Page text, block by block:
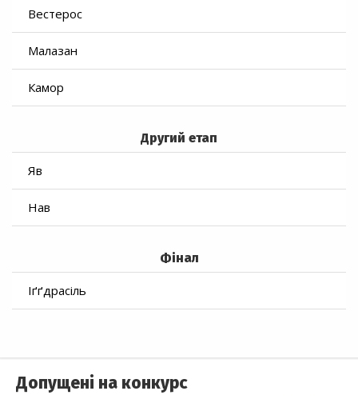
Вестерос
Малазан
Камор
Другий етап
Яв
Нав
Фінал
Іґґдрасіль
Допущені на конкурс